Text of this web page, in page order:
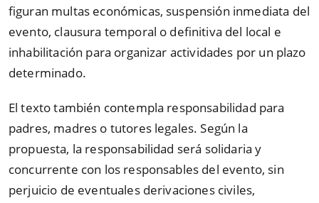
figuran multas económicas, suspensión inmediata del
evento, clausura temporal o definitiva del local e
inhabilitación para organizar actividades por un plazo
determinado.
El texto también contempla responsabilidad para
padres, madres o tutores legales. Según la
propuesta, la responsabilidad será solidaria y
concurrente con los responsables del evento, sin
perjuicio de eventuales derivaciones civiles,